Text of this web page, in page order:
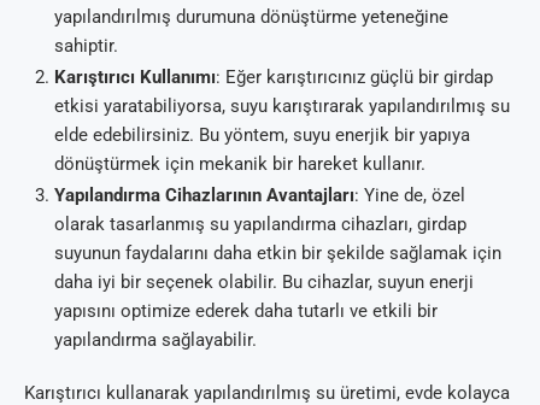
yapılandırılmış durumuna dönüştürme yeteneğine
sahiptir.
Karıştırıcı Kullanımı: Eğer karıştırıcınız güçlü bir girdap
etkisi yaratabiliyorsa, suyu karıştırarak yapılandırılmış su
elde edebilirsiniz. Bu yöntem, suyu enerjik bir yapıya
dönüştürmek için mekanik bir hareket kullanır.
Yapılandırma Cihazlarının Avantajları: Yine de, özel
olarak tasarlanmış su yapılandırma cihazları, girdap
suyunun faydalarını daha etkin bir şekilde sağlamak için
daha iyi bir seçenek olabilir. Bu cihazlar, suyun enerji
yapısını optimize ederek daha tutarlı ve etkili bir
yapılandırma sağlayabilir.
Karıştırıcı kullanarak yapılandırılmış su üretimi, evde kolayca